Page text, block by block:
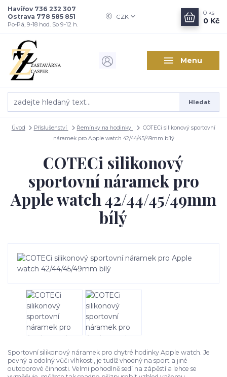
Menu
CZK
Hledat
Havířov 736 232 307
Ostrava 778 585 851
Po-Pá, 9-18 hod. So 9-12 h.
0 ks
0 Kč
Úvod Příslušenství Řemínky na hodinky
COTECi silikonový sportovní
náramek pro Apple watch 42/44/45/49mm bílý
COTECi silikonový
sportovní náramek pro
Apple watch 42/44/45/49mm
bílý
Sportovní silikonový náramek pro chytré hodinky Apple watch. Je
pevný a odolný vůči vlhkosti, je tudíž vhodný na sport a jiné
outdoorové činnosti. Velmi pohodlně sedí na zápěstí a lehce se